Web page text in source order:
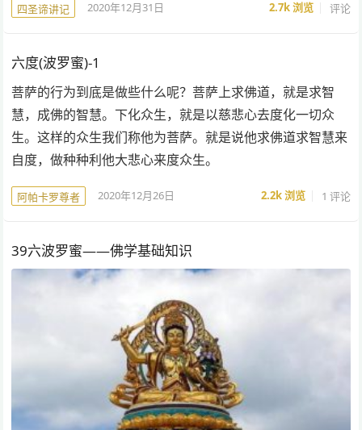
四圣谛讲记 2020年12月31日 2.7k浏览 评论
六度(波罗蜜)-1
菩萨的行为到底是做些什么呢？菩萨上求佛道，就是求智
慧，成佛的智慧。下化众生，就是以慈悲心去度化一切众
生。这样的众生我们称他为菩萨。就是说他求佛道求智慧来
自度，做种种利他大悲心来度众生。
阿帕卡罗尊者 2020年12月26日 2.2k浏览 1 评论
39六波罗蜜——佛学基础知识